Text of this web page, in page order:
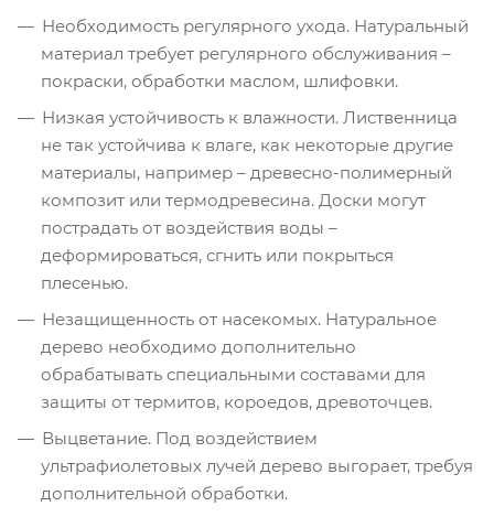
Необходимость регулярного ухода. Натуральный
материал требует регулярного обслуживания –
покраски, обработки маслом, шлифовки.
Низкая устойчивость к влажности. Лиственница
не так устойчива к влаге, как некоторые другие
материалы, например – древесно-полимерный
композит или термодревесина. Доски могут
пострадать от воздействия воды –
деформироваться, сгнить или покрыться
плесенью.
Незащищенность от насекомых. Натуральное
дерево необходимо дополнительно
обрабатывать специальными составами для
защиты от термитов, короедов, древоточцев.
Выцветание. Под воздействием
ультрафиолетовых лучей дерево выгорает, требуя
дополнительной обработки.